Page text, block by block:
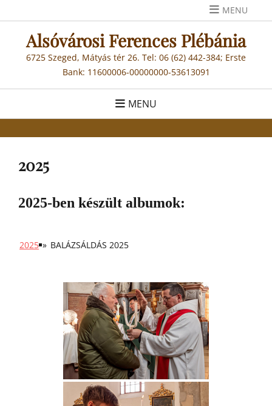
to
content
MENU
Alsóvárosi Ferences Plébánia
6725 Szeged, Mátyás tér 26. Tel: 06 (62) 442-384; Erste
Bank: 11600006-00000000-53613091
MENU
2025
2025-ben készült albumok:
2025 » BALÁZSÁLDÁS 2025